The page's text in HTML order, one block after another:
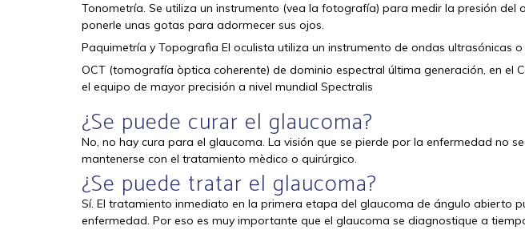
Tonometría. Se utiliza un instrumento (vea la fotografía) para medir la presión del
ponerle unas gotas para adormecer sus ojos.
Paquimetría y Topografìa El oculista utiliza un instrumento de ondas ultrasónicas
OCT (tomografía òptica coherente) de dominio espectral última generación, en el
el equipo de mayor precisión a nivel mundial Spectralis
¿Se puede curar el glaucoma?
No, no hay cura para el glaucoma. La visión que se pierde por la enfermedad no
mantenerse con el tratamiento mèdico o quirúrgico.
¿Se puede tratar el glaucoma?
Sí. El tratamiento inmediato en la primera etapa del glaucoma de ángulo abierto
enfermedad. Por eso es muy importante que el glaucoma se diagnostique a